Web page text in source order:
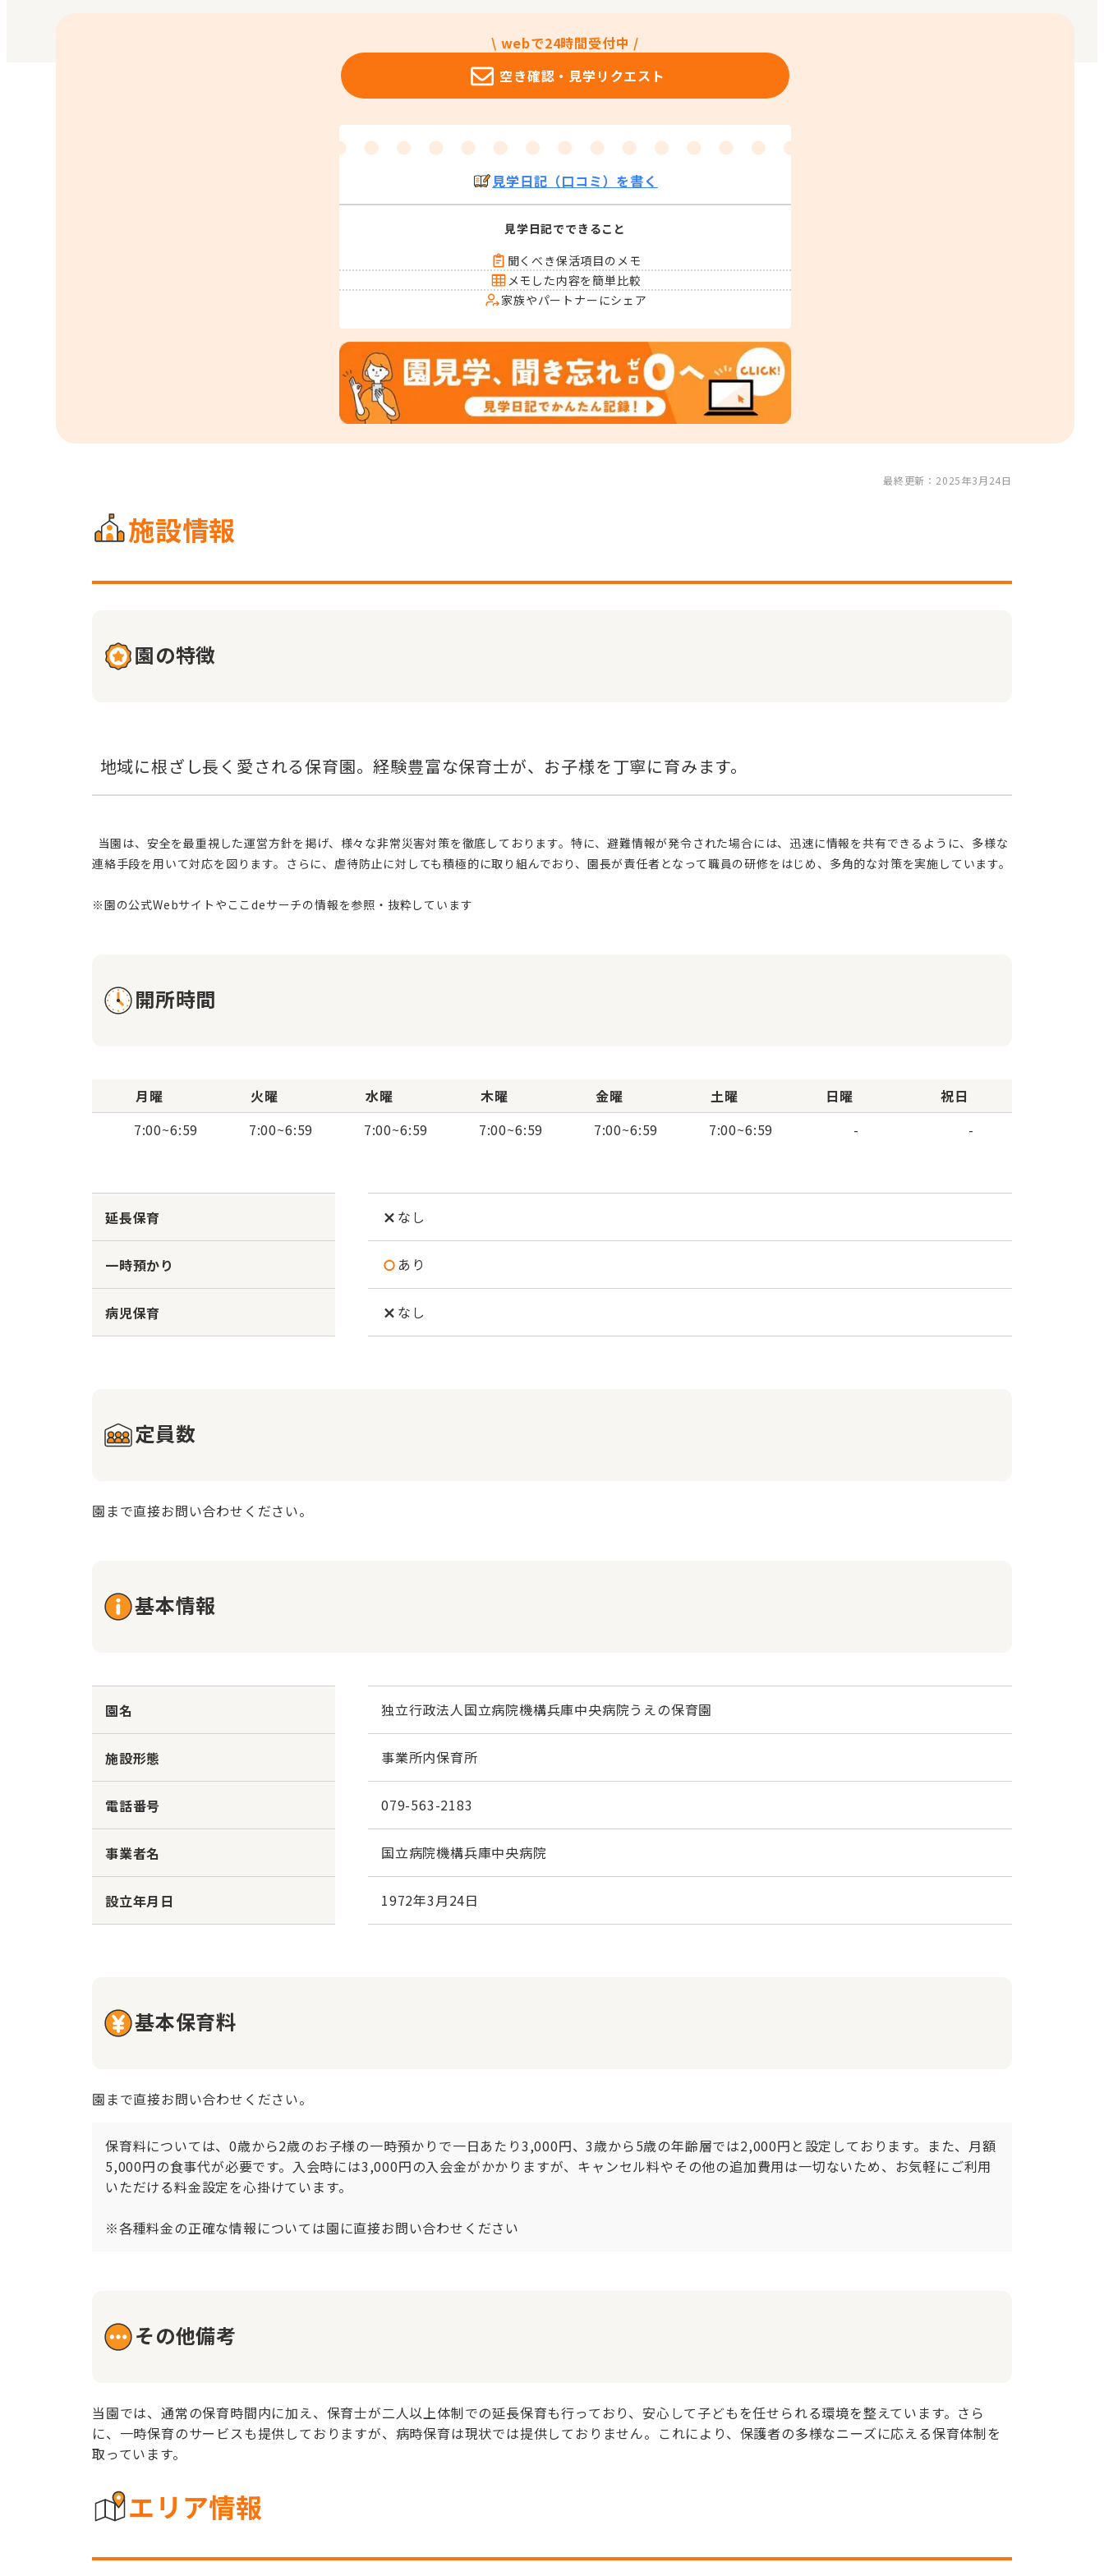
\ webで24時間受付中 /
空き確認・ 見学リクエスト
見学日記（口コミ）を書く
見学日記でできること
聞くべき保活項目のメモ
メモした内容を簡単比較
家族やパートナーにシェア
最終更新：2025年3月24日
施設情報
園の特徴
連絡手段を用いて対応を図ります。さらに、虐待防止に対しても積極的に取り組んでおり、園長が責任者となって職員の研修をはじめ、多角的な対策を実施しています。
開所時間
月曜
7:00~6:59
火曜
7:00~6:59
水曜
7:00~6:59
木曜
7:00~6:59
金曜
7:00~6:59
土曜
7:00~6:59
日曜
-
祝日
-
延長保育 なし
一時預かり あり
病児保育 なし
定員数
園まで直接お問い合わせください。
基本情報
園名 独立行政法人国立病院機構兵庫中央病院うえの保育園
施設形態 事業所内保育所
電話番号 079-563-2183
事業者名 国立病院機構兵庫中央病院
設立年月日 1972年3月24日
基本保育料
園まで直接お問い合わせください。
保育料については、0歳から2歳のお子様の一時預かりで一日あたり3,000円、3歳から5歳の年齢層では2,000円と設定しております。また、月額
5,000円の食事代が必要です。入会時には3,000円の入会金がかかりますが、キャンセル料やその他の追加費用は一切ないため、お気軽にご利用
いただける料金設定を心掛けています。
※各種料金の正確な情報については園に直接お問い合わせください
その他備考
当園では、通常の保育時間内に加え、保育士が二人以上体制での延長保育も行っており、安心して子どもを任せられる環境を整えています。さら
に、一時保育のサービスも提供しておりますが、病時保育は現状では提供しておりません。これにより、保護者の多様なニーズに応える保育体制を
取っています。
エリア情報